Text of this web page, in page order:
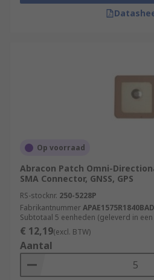
Op voorraad
Abracon Patch Omni-
SMA Connector, GNSS, GPS
RS-stocknr. 250-5228P
Fabrikantnummer
Subtotaal 5 eenheden (geleverd in
€ 12,19(excl. BTW)
Aantal